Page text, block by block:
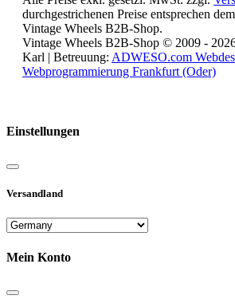
durchgestrichenen Preise entsprechen
Vintage Wheels B2B-Shop.
Vintage Wheels B2B-Shop © 2009 -
Karl | Betreuung: ADWESO.com
Webprogrammierung Frankfurt (Oder)
Einstellungen
Versandland
Mein Konto